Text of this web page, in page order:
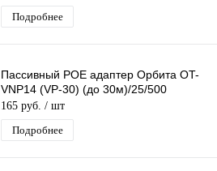
Подробнее
Пассивный POE адаптер Орбита OT-
VNP14 (VP-30) (до 30м)/25/500
165 руб. / шт
Подробнее